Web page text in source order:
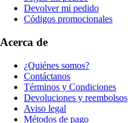
Devolver mi pedido
Códigos promocionales
Acerca de
¿Quiénes somos?
Contáctanos
Términos y Condiciones
Devoluciones y reembolsos
Aviso legal
Métodos de pago